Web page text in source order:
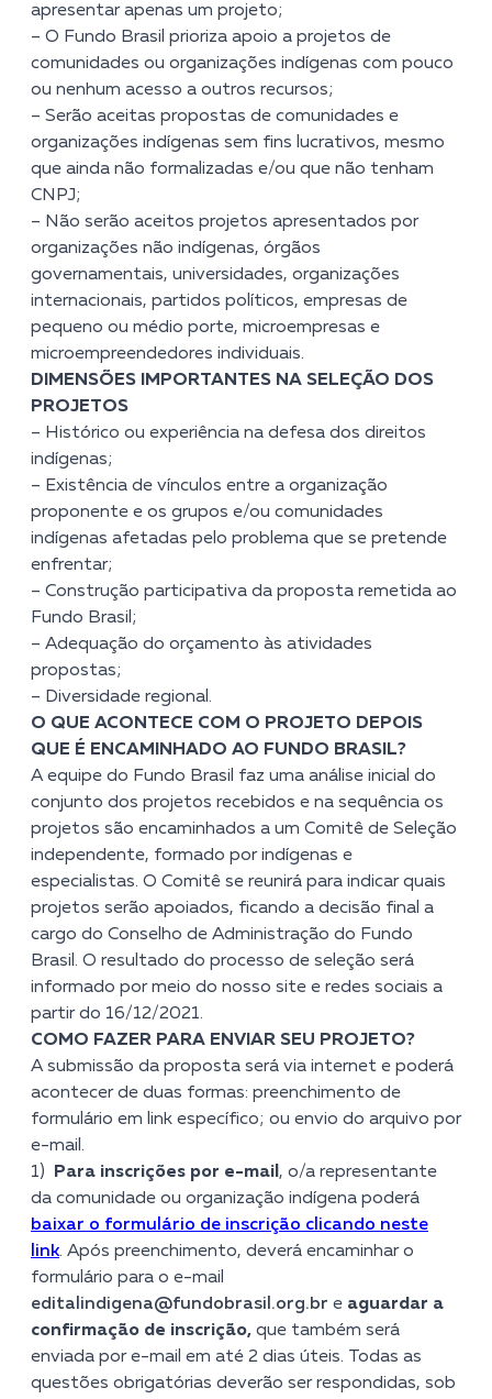
apresentar apenas um projeto;
– O Fundo Brasil prioriza apoio a projetos de
comunidades ou organizações indígenas com pouco
ou nenhum acesso a outros recursos;
– Serão aceitas propostas de comunidades e
organizações indígenas sem fins lucrativos, mesmo
que ainda não formalizadas e/ou que não tenham
CNPJ;
– Não serão aceitos projetos apresentados por
organizações não indígenas, órgãos
governamentais, universidades, organizações
internacionais, partidos políticos, empresas de
pequeno ou médio porte, microempresas e
microempreendedores individuais.
DIMENSÕES IMPORTANTES NA SELEÇÃO DOS
PROJETOS
– Histórico ou experiência na defesa dos direitos
indígenas;
– Existência de vínculos entre a organização
proponente e os grupos e/ou comunidades
indígenas afetadas pelo problema que se pretende
enfrentar;
– Construção participativa da proposta remetida ao
Fundo Brasil;
– Adequação do orçamento às atividades
propostas;
– Diversidade regional.
O QUE ACONTECE COM O PROJETO DEPOIS
QUE É ENCAMINHADO AO FUNDO BRASIL?
A equipe do Fundo Brasil faz uma análise inicial do
conjunto dos projetos recebidos e na sequência os
projetos são encaminhados a um Comitê de Seleção
independente, formado por indígenas e
especialistas. O Comitê se reunirá para indicar quais
projetos serão apoiados, ficando a decisão final a
cargo do Conselho de Administração do Fundo
Brasil. O resultado do processo de seleção será
informado por meio do nosso site e redes sociais a
partir do 16/12/2021.
COMO FAZER PARA ENVIAR SEU PROJETO?
A submissão da proposta será via internet e poderá
acontecer de duas formas: preenchimento de
formulário em link específico; ou envio do arquivo por
e-mail.
1)
Para inscrições por e-mail , o/a representante
da comunidade ou organização indígena poderá
baixar o formulário de inscrição clicando neste
link. Após preenchimento, deverá encaminhar o
formulário para o e-mail
editalindigena@fundobrasil.org.br e aguardar a
confirmação de inscrição, que também será
enviada por e-mail em até 2 dias úteis. Todas as
questões obrigatórias deverão ser respondidas, sob